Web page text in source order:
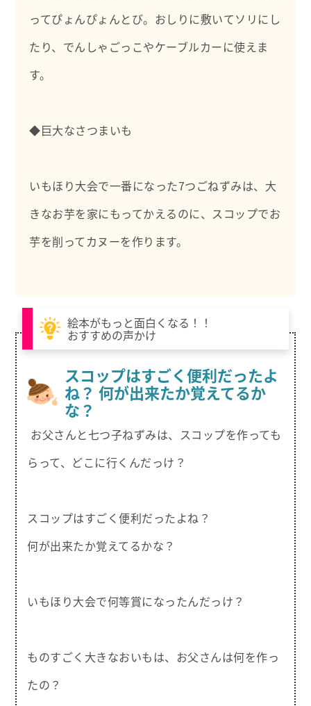
ってぴょんぴょんとび。おしりに敷いてソリにし
たり、でんしゃごっこやケーブルカーに使えま
す。
◆巨大なさつまいも
いもほり大会で一番になった7つごねずみは、大
きなお芋を家にもってかえるのに、スコップでお
芋を削ってカヌーを作ります。
絵本がもっと面白くなる！！
おすすめの声かけ
スコップはすごく便利だったよ
ね？ 何が出来たか覚えてるか
な？
お父さんと七つ子ねずみは、スコップを作っても
らって、どこに行くんだっけ？
スコップはすごく便利だったよね？
何が出来たか覚えてるかな？
いもほり大会で何等賞になったんだっけ？
ものすごく大きなおいもは、お父さんは何を作っ
たの？